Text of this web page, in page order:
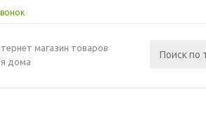
магазин товаров
дома